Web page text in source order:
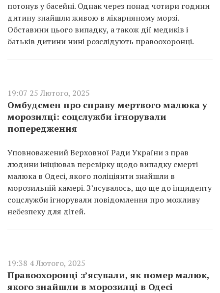
потонув у басейні. Однак через понад чотири години
дитину знайшли живою в лікарняному морзі.
Обставини цього випадку, а також дії медиків і
батьків дитини нині розслідують правоохоронці.
19:07 25 Лютого, 2025
Омбудсмен про справу мертвого малюка у
морозилці: соцслужби ігнорували
попередження
Уповноважений Верховної Ради України з прав
людини ініціював перевірку щодо випадку смерті
малюка в Одесі, якого поліціянти знайшли в
морозильній камері. З’ясувалось, що ще до інциденту
соцслужби ігнорували повідомлення про можливу
небезпеку для дітей.
19:38 4 Лютого, 2025
Правоохоронці з’ясували, як помер малюк,
якого знайшли в морозилці в Одесі